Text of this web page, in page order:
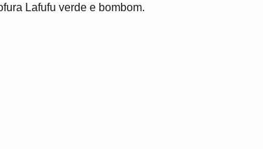
Lafufu verde e bombom.